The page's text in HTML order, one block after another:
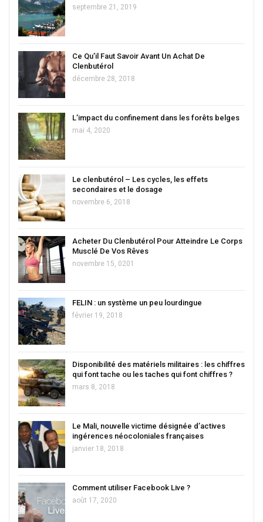
septembre 21, 2019
Ce Qu’il Faut Savoir Avant Un Achat De
Clenbutérol
décembre 28, 2018
L’impact du confinement dans les forêts belges
mai 4, 2020
Le clenbutérol – Les cycles, les effets
secondaires et le dosage
novembre 6, 2018
Acheter Du Clenbutérol Pour Atteindre Le Corps
Musclé De Vos Rêves
novembre 15, 0201
FELIN : un système un peu lourdingue
février 19, 2018
Disponibilité des matériels militaires : les chiffres
qui font tache ou les taches qui font chiffres ?
mars 8, 2018
Le Mali, nouvelle victime désignée d’actives
ingérences néocoloniales françaises
janvier 18, 2018
Comment utiliser Facebook Live ?
août 17, 2020